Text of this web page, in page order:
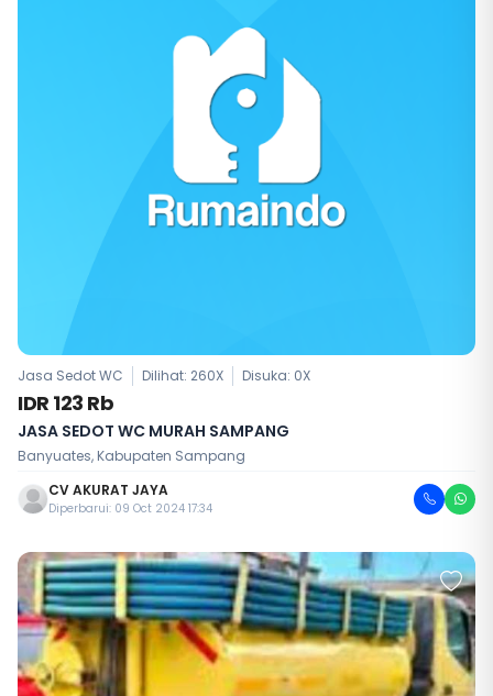
Jasa Sedot WC Dilihat: 260X Disuka: 0X
IDR 123 Rb
JASA SEDOT WC MURAH SAMPANG
Banyuates, Kabupaten Sampang
CV AKURAT JAYA
Diperbarui: 09 Oct 2024 17:34